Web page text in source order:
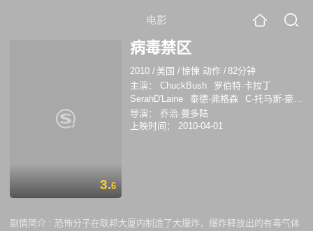
电影
3.6
病毒禁区
2010 / 美国 /惊悚 动作 /82分钟
主演：
ChuckBush
罗伯特·卡拉丁
SerahD'Laine
泰德·弗格森
C·托马斯·豪威
尔
杰瑞·莱吉奥 杰森·伦敦
AlexanderMendeluk
贾德·尼尔森
导演：
乔治·曼多陆
上映时间：
2010-04-01
剧情简介 : 恐怖分子在联邦大厦内制造了大爆炸，爆炸释放出的有毒气体